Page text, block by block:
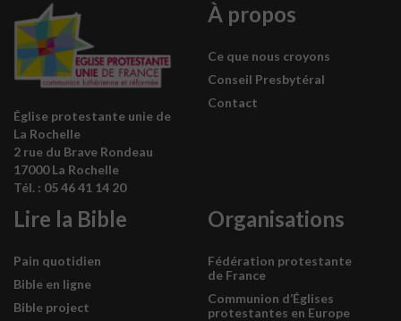
Église protestante unie de
La Rochelle
2 rue du Brave Rondeau
17000 La Rochelle
Tél. : 05 46 41 14 20
À propos
Ce que nous croyons
Conseil Presbytéral
Contact
Lire la Bible
Pain quotidien
Bible en ligne
Bible project
Organisations
Fédération protestante
de France
Communion d’Églises
protestantes en Europe